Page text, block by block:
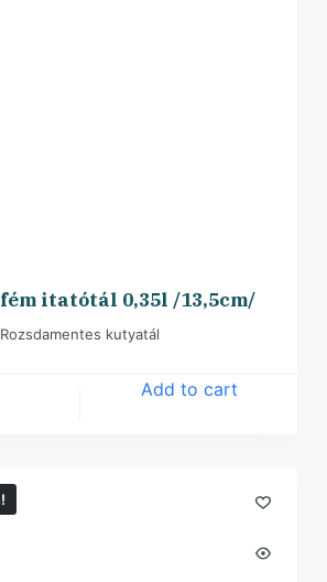
itatótál 0,35l /13,5cm/
Rozsdamentes kutyatál
Add to cart